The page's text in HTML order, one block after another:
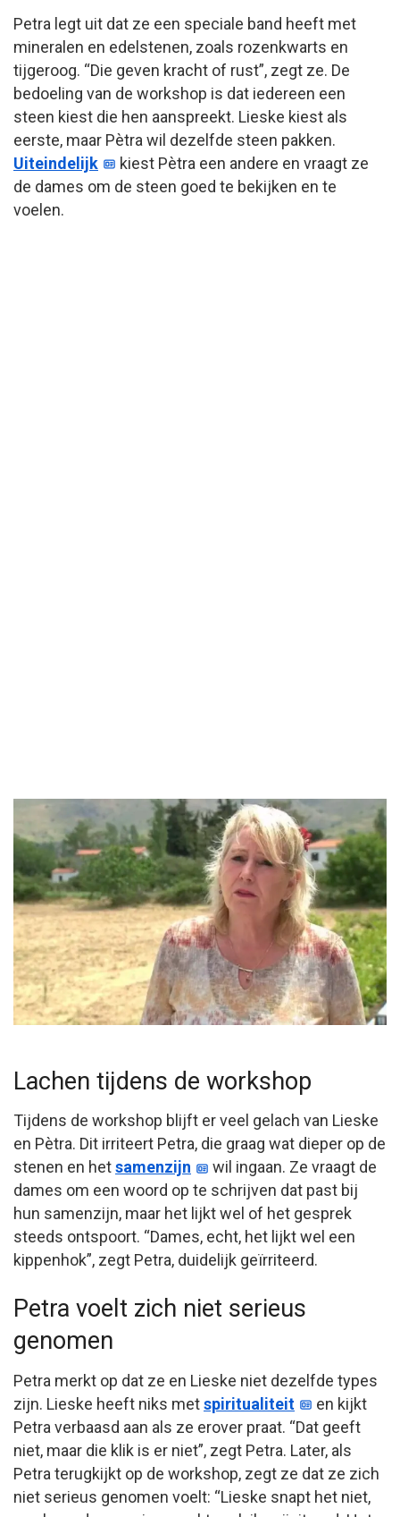
Petra legt uit dat ze een speciale band heeft met
mineralen en edelstenen, zoals rozenkwarts en
tijgeroog. “Die geven kracht of rust”, zegt ze. De
bedoeling van de workshop is dat iedereen een
steen kiest die hen aanspreekt. Lieske kiest als
eerste, maar Pètra wil dezelfde steen pakken.
Uiteindelijk
kiest Pètra een andere en vraagt ze
de dames om de steen goed te bekijken en te
voelen.
Lachen tijdens de workshop
Tijdens de workshop blijft er veel gelach van Lieske
en Pètra. Dit irriteert Petra, die graag wat dieper op de
stenen en hetsamenzijn
wil ingaan. Ze vraagt de
dames om een woord op te schrijven dat past bij
hun samenzijn, maar het lijkt wel of het gesprek
steeds ontspoort. “Dames, echt, het lijkt wel een
kippenhok”, zegt Petra, duidelijk geïrriteerd.
Petra voelt zich niet serieus
genomen
Petra merkt op dat ze en Lieske niet dezelfde types
zijn. Lieske heeft niks metspiritualiteit
en kijkt
Petra verbaasd aan als ze erover praat. “Dat geeft
niet, maar die klik is er niet”, zegt Petra. Later, als
Petra terugkijkt op de workshop, zegt ze dat ze zich
niet serieus genomen voelt: “Lieske snapt het niet,